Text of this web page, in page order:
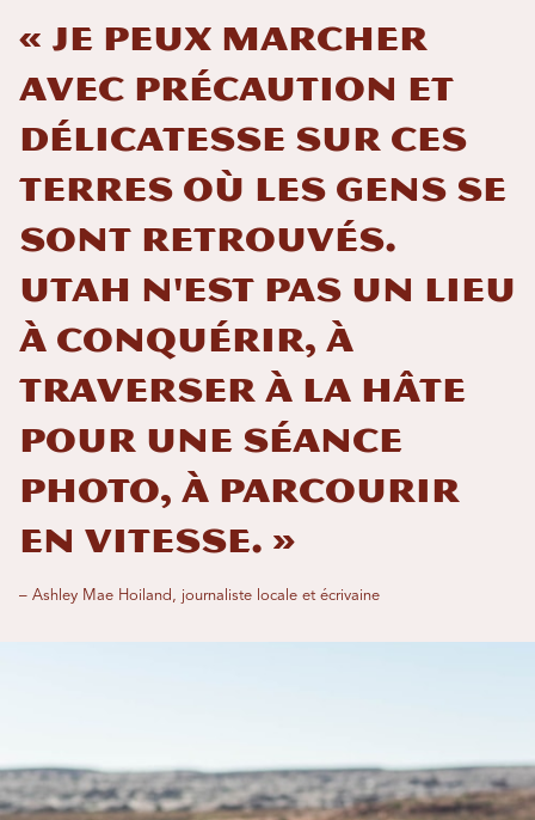
« Je peux marcher
avec précaution et
délicatesse sur ces
terres où les gens se
sont retrouvés.
Utah n'est pas un lieu
à conquérir, à
traverser à la hâte
pour une séance
photo, à parcourir
en vitesse. »
– Ashley Mae Hoiland, journaliste locale et écrivaine